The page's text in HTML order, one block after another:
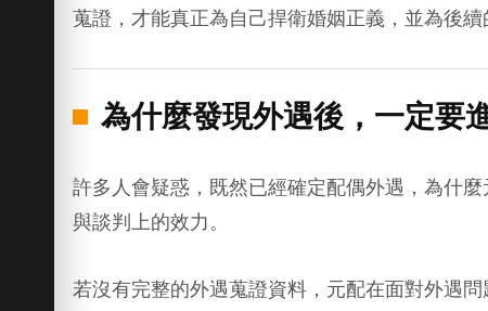
蒐證，才能真正為自己捍衛婚姻正義，並為後續
為什麼發現外遇後，一定要
許多人會疑惑，既然已經確定配偶外遇，為什
與談判上的效力。
若沒有完整的外遇蒐證資料，元配在面對外遇